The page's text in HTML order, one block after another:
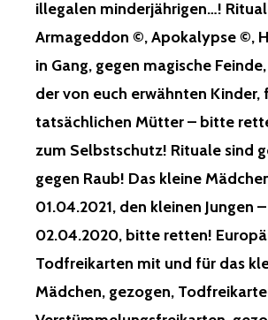
illegalen minderjährigen…!
Armageddon ©, Apokalypse ©,
in Gang, gegen magische
der von euch erwähnten Kinder,
tatsächlichen Mütter – bitte
zum Selbstschutz! Rituale sind
gegen Raub! Das kleine
01.04.2021, den kleinen Jungen
02.04.2020, bitte retten!
Todfreikarten mit und für das
Mädchen, gezogen,